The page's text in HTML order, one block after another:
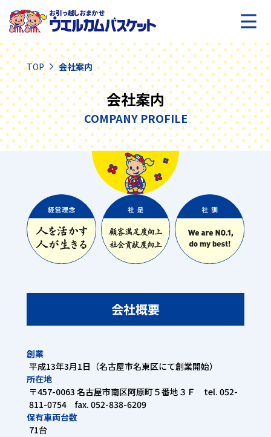
TOP 会社案内
会社案内
COMPANY PROFILE
会社概要
創業
平成13年3月1日（名古屋市名東区にて創業開始）
所在地
〒457-0063 名古屋市南区阿原町５番地３Ｆ tel. 052-
811-0754 fax. 052-838-6209
保有車両台数
71台